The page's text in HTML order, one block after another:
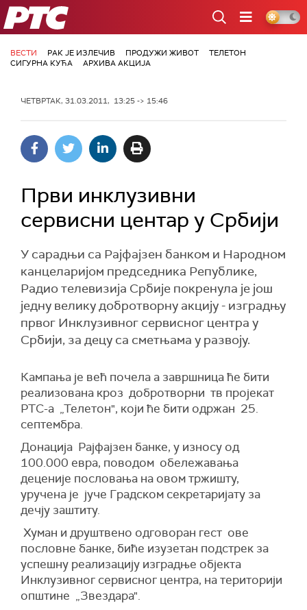
РТС
ВЕСТИ РАК ЈЕ ИЗЛЕЧИВ ПРОДУЖИ ЖИВОТ
ТЕЛЕТОН
СИГУРНА КУЋА
АРХИВА АКЦИЈА
ЧЕТВРТАК, 31.03.2011, 13:25 -> 15:46
Први инклузивни
сервисни центар у Србији
У сарадњи са Рајфајзен банком и Народном
канцеларијом председника Републике,
Радио телевизија Србије покренула је још
једну велику добротворну акцију - изградњу
првог Инклузивног сервисног центра у
Србији, за децу са сметњама у развоју.
Кампања је већ почела а завршница ће бити
реализована кроз добротворни тв пројекат
РТС-а „Телетон", који ће бити одржан 25.
септембра.
Донација Рајфајзен банке, у износу од
100.000 евра, поводом обележавања
деценије пословања на овом тржишту,
уручена је јуче Градском секретаријату за
дечју заштиту.
Хуман и друштвено одговоран гест ове
пословне банке, биће изузетан подстрек за
успешну реализацију изградње објекта
Инклузивног сервисног центра, на територији
општине „Звездара".